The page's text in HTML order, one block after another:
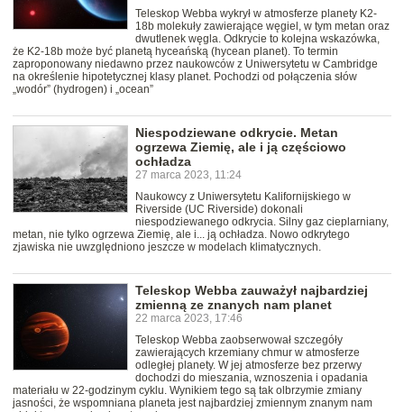
Teleskop Webba wykrył w atmosferze planety K2-
18b molekuły zawierające węgiel, w tym metan oraz
dwutlenek węgla. Odkrycie to kolejna wskazówka,
że K2-18b może być planetą hyceańską (hycean planet). To termin
zaproponowany niedawno przez naukowców z Uniwersytetu w Cambridge
na określenie hipotetycznej klasy planet. Pochodzi od połączenia słów
„wodór” (hydrogen) i „ocean”
Niespodziewane odkrycie. Metan
ogrzewa Ziemię, ale i ją częściowo
ochładza
27 marca 2023, 11:24
Naukowcy z Uniwersytetu Kalifornijskiego w
Riverside (UC Riverside) dokonali
niespodziewanego odkrycia. Silny gaz cieplarniany,
metan, nie tylko ogrzewa Ziemię, ale i... ją ochładza. Nowo odkrytego
zjawiska nie uwzględniono jeszcze w modelach klimatycznych.
Teleskop Webba zauważył najbardziej
zmienną ze znanych nam planet
22 marca 2023, 17:46
Teleskop Webba zaobserwował szczegóły
zawierających krzemiany chmur w atmosferze
odległej planety. W jej atmosferze bez przerwy
dochodzi do mieszania, wznoszenia i opadania
materiału w 22-godzinym cyklu. Wynikiem tego są tak olbrzymie zmiany
jasności, że wspomniana planeta jest najbardziej zmiennym znanym nam